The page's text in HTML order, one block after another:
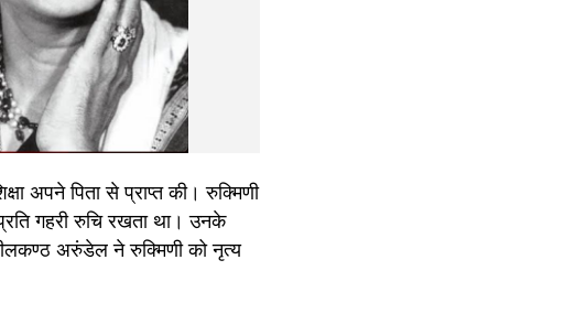
अपने पिता से प्राप्त की। रुक्मिणी
गहरी रुचि रखता था। उनके
अरुंडेल ने रुक्मिणी को नृत्य